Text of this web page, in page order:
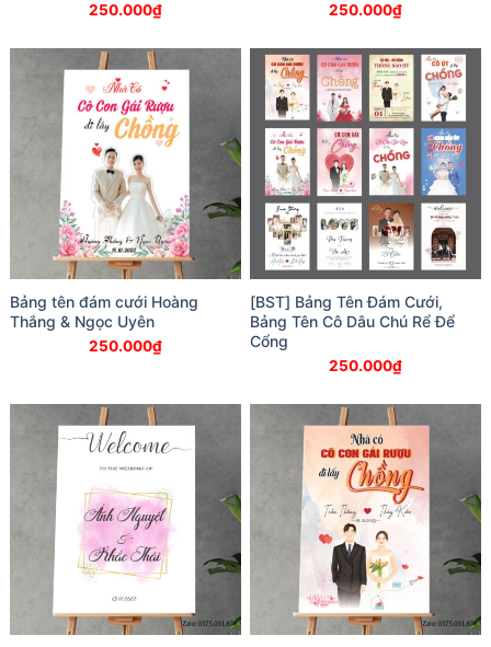
250.000₫ 250.000₫
Bảng tên đám cưới Hoàng
Thắng & Ngọc Uyên
250.000₫
[BST] Bảng Tên Đám Cưới,
Bảng Tên Cô Dâu Chú Rể Để
Cổng
250.000₫